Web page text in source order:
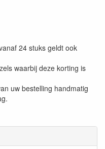
24 stuks geldt ook
waarbij deze korting is
uw bestelling handmatig